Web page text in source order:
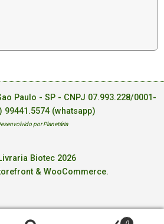
Paulo - SP - CNPJ 07.993.228/0001-
99441.5574 (whatsapp)
por Planetária
Biotec 2026
& WooCommerce.